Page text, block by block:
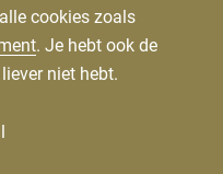
cookies zoals
. Je hebt ook de
niet hebt.
den Brink